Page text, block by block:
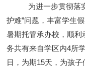
为进一步贯彻落
护难”问题，丰富学生
暑期托管承办校，顺
务共有来自学区内4所
日，为期15天，为孩